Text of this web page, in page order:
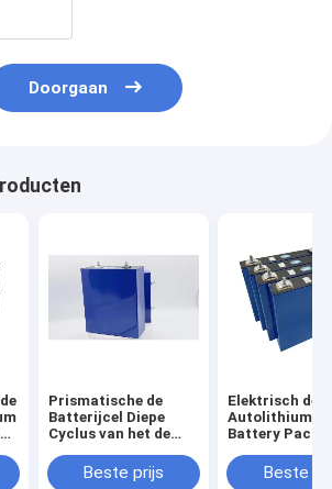
Doorgaan
Prismatische de
Batterijcel Diepe
Cyclus van het de
van EV 280k
Beste prijs
Elektrisch de
Autolithium
Battery Pack
Lifepo4Beste